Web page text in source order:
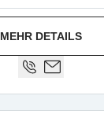
MEHR DETAILS